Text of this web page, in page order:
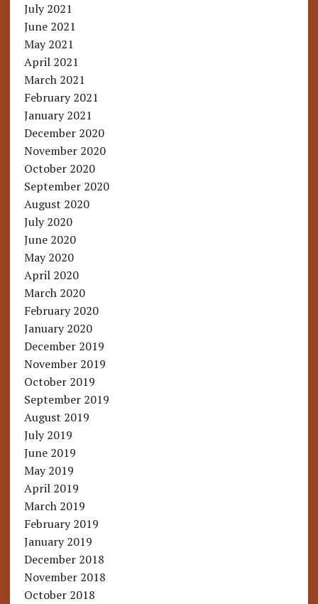
July 2021
June 2021
May 2021
April 2021
March 2021
February 2021
January 2021
December 2020
November 2020
October 2020
September 2020
August 2020
July 2020
June 2020
May 2020
April 2020
March 2020
February 2020
January 2020
December 2019
November 2019
October 2019
September 2019
August 2019
July 2019
June 2019
May 2019
April 2019
March 2019
February 2019
January 2019
December 2018
November 2018
October 2018